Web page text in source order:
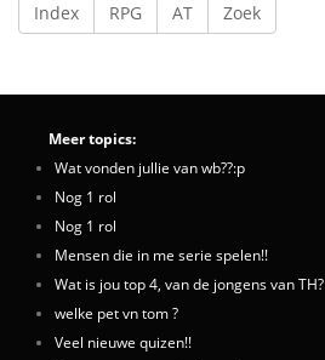
Index RPG AT Zoek
Meer topics:
Wat vonden jullie van wb??:p
Nog 1 rol
Nog 1 rol
Mensen die in me serie spelen!!
Wat is jou top 4, van de jongens van TH?
welke pet vn tom ?
Veel nieuwe quizen!!